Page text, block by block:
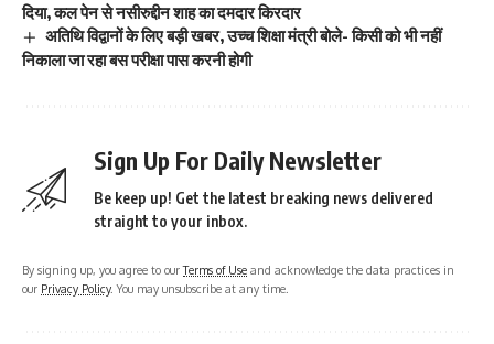
दिया, कल पेन से नसीरुद्दीन शाह का दमदार किरदार
अतिथि विद्वानों के लिए बड़ी खबर, उच्च शिक्षा मंत्री बोले- किसी को भी नहीं
निकाला जा रहा बस परीक्षा पास करनी होगी
Sign Up For Daily Newsletter
Be keep up! Get the latest breaking news delivered
straight to your inbox.
By signing up, you agree to ourTerms of Use and acknowledge the data practices in
our Privacy Policy. You may unsubscribe at any time.